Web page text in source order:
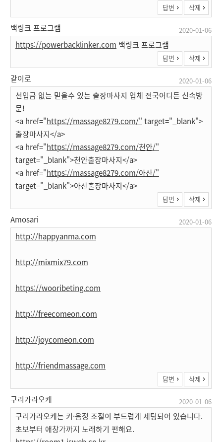
답변 삭제
백링크 프로그램 2020-01-06
https://powerbacklinker.com 백링크 프로그램
답변 삭제
같이로 2020-01-06
선입금 없는 믿을수 있는 출장마사지 업체 전국어디든 신속방
문!
<a href="https://massage8279.com/" target="_blank">
출장마사지</a>
<a href="https://massage8279.com/천안/"
target="_blank">천안출장마사지</a>
<a href="https://massage8279.com/아산/"
target="_blank">아산출장마사지</a>
답변 삭제
Amosari 2020-01-06
http://happyanma.com
http://mixmix79.com
https://wooribeting.com
http://freecomeon.com
http://joycomeon.com
http://friendmassage.com
답변 삭제
구리가라오케 2020-01-06
구리가라오케는 키·음정 조절이 부드럽게 세팅되어 있습니다.
초보부터 애창가까지 노래하기 편해요.